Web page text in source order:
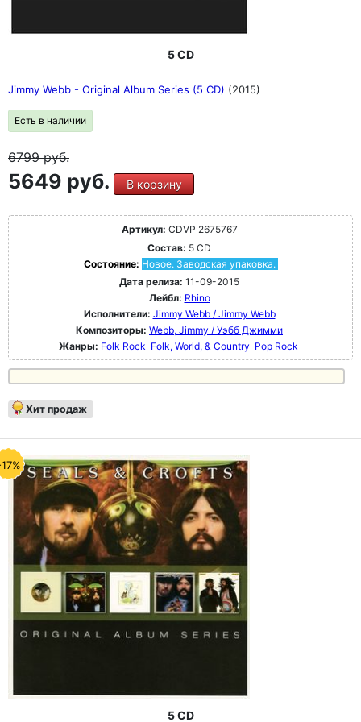
5 CD
Jimmy Webb - Original Album Series (5 CD) (2015)
Есть в наличии
6799руб.
5649 руб. В корзину
Артикул: CDVP 2675767
Состав: 5 CD
Состояние: Новое. Заводская упаковка.
Дата релиза: 11-09-2015
Лейбл: Rhino
Исполнители: Jimmy Webb / Jimmy Webb
Композиторы: Webb, Jimmy / Уэбб Джимми
Жанры: Folk Rock Folk, World, & Country Pop Rock
Хит продаж
5 CD